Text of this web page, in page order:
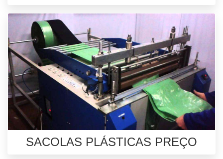
SACOLAS PLÁSTICAS PREÇO